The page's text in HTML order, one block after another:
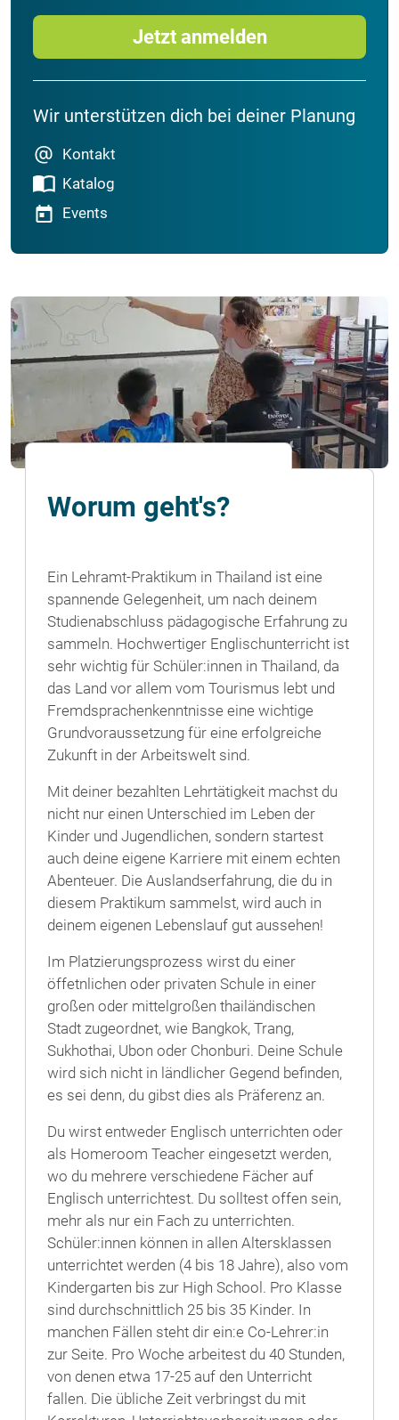
Jetzt anmelden
Wir unterstützen dich bei deiner Planung
Kontakt
Katalog
Events
Worum geht's?
Ein Lehramt-Praktikum in Thailand ist eine
spannende Gelegenheit, um nach deinem
Studienabschluss pädagogische Erfahrung zu
sammeln. Hochwertiger Englischunterricht ist
sehr wichtig für Schüler:innen in Thailand, da
das Land vor allem vom Tourismus lebt und
Fremdsprachenkenntnisse eine wichtige
Grundvoraussetzung für eine erfolgreiche
Zukunft in der Arbeitswelt sind.
Mit deiner bezahlten Lehrtätigkeit machst du
nicht nur einen Unterschied im Leben der
Kinder und Jugendlichen, sondern startest
auch deine eigene Karriere mit einem echten
Abenteuer. Die Auslandserfahrung, die du in
diesem Praktikum sammelst, wird auch in
deinem eigenen Lebenslauf gut aussehen!
Im Platzierungsprozess wirst du einer
öffetnlichen oder privaten Schule in einer
großen oder mittelgroßen thailändischen
Stadt zugeordnet, wie Bangkok, Trang,
Sukhothai, Ubon oder Chonburi. Deine Schule
wird sich nicht in ländlicher Gegend befinden,
es sei denn, du gibst dies als Präferenz an.
Du wirst entweder Englisch unterrichten oder
als Homeroom Teacher eingesetzt werden,
wo du mehrere verschiedene Fächer auf
Englisch unterrichtest. Du solltest offen sein,
mehr als nur ein Fach zu unterrichten.
Schüler:innen können in allen Altersklassen
unterrichtet werden (4 bis 18 Jahre), also vom
Kindergarten bis zur High School. Pro Klasse
sind durchschnittlich 25 bis 35 Kinder. In
manchen Fällen steht dir ein:e Co-Lehrer:in
zur Seite. Pro Woche arbeitest du 40 Stunden,
von denen etwa 17-25 auf den Unterricht
fallen. Die übliche Zeit verbringst du mit